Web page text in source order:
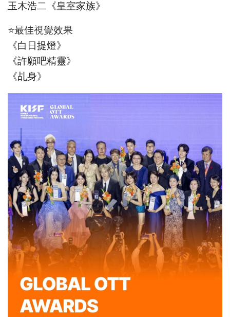
玉木浩二《皇室家族》
⭐最佳視覺效果
《白日提燈》
《許願吧精靈》
《乩身》